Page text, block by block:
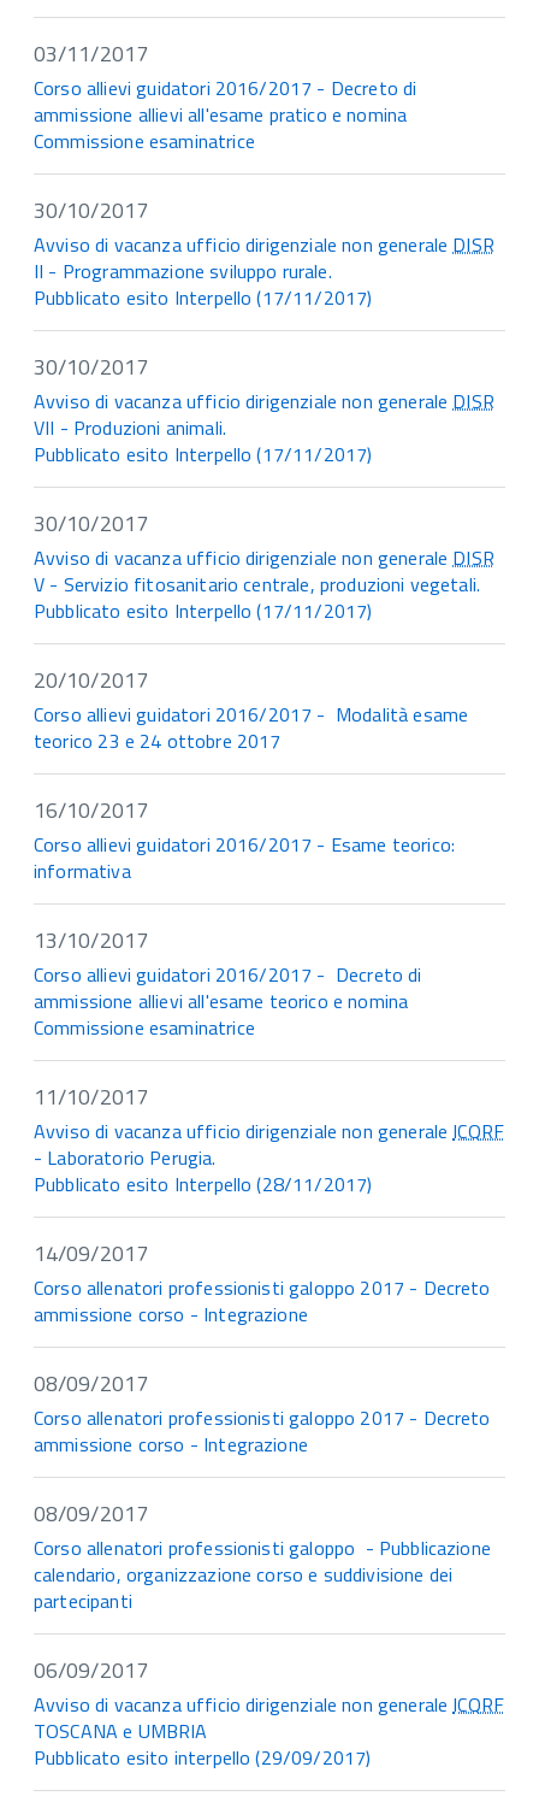
03/11/2017
Corso allievi guidatori 2016/2017 - Decreto di
ammissione allievi all'esame pratico e nomina
Commissione esaminatrice
30/10/2017
Avviso di vacanza ufficio dirigenziale non generale DISR
II - Programmazione sviluppo rurale.
Pubblicato esito Interpello (17/11/2017)
30/10/2017
Avviso di vacanza ufficio dirigenziale non generale DISR
VII - Produzioni animali.
Pubblicato esito Interpello (17/11/2017)
30/10/2017
Avviso di vacanza ufficio dirigenziale non generale DISR
V - Servizio fitosanitario centrale, produzioni vegetali.
Pubblicato esito Interpello (17/11/2017)
20/10/2017
Corso allievi guidatori 2016/2017 - Modalità esame
teorico 23 e 24 ottobre 2017
16/10/2017
Corso allievi guidatori 2016/2017 - Esame teorico:
informativa
13/10/2017
Corso allievi guidatori 2016/2017 - Decreto di
ammissione allievi all'esame teorico e nomina
Commissione esaminatrice
11/10/2017
Avviso di vacanza ufficio dirigenziale non generale ICQRF
- Laboratorio Perugia.
Pubblicato esito Interpello (28/11/2017)
14/09/2017
Corso allenatori professionisti galoppo 2017 - Decreto
ammissione corso - Integrazione
08/09/2017
Corso allenatori professionisti galoppo 2017 - Decreto
ammissione corso - Integrazione
08/09/2017
Corso allenatori professionisti galoppo - Pubblicazione
calendario, organizzazione corso e suddivisione dei
partecipanti
06/09/2017
Avviso di vacanza ufficio dirigenziale non generale ICQRF
TOSCANA e UMBRIA
Pubblicato esito interpello (29/09/2017)